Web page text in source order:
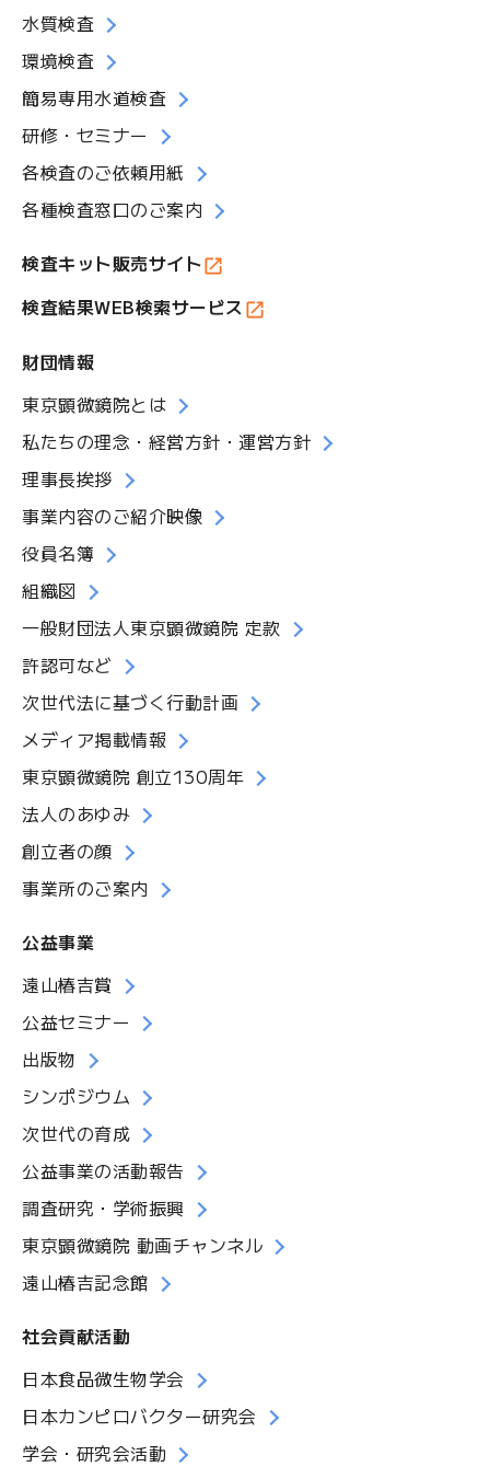
水質検査
環境検査
簡易専用水道検査
研修・セミナー
各検査のご依頼用紙
各種検査窓口のご案内
検査キット販売サイト
検査結果WEB検索サービス
財団情報
東京顕微鏡院とは
私たちの理念・経営方針・運営方針
理事長挨拶
事業内容のご紹介映像
役員名簿
組織図
一般財団法人東京顕微鏡院 定款
許認可など
次世代法に基づく行動計画
メディア掲載情報
東京顕微鏡院 創立130周年
法人のあゆみ
創立者の顔
事業所のご案内
公益事業
遠山椿吉賞
公益セミナー
出版物
シンポジウム
次世代の育成
公益事業の活動報告
調査研究・学術振興
東京顕微鏡院 動画チャンネル
遠山椿吉記念館
社会貢献活動
日本食品微生物学会
日本カンピロバクター研究会
学会・研究会活動